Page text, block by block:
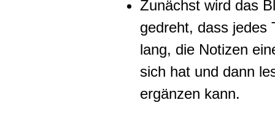
Zunächst wird das
gedreht, dass jedes
lang, die Notizen
sich hat und dann
ergänzen kann.